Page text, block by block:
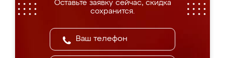
Оставьте заявку сейчас, скидка
сохранится.